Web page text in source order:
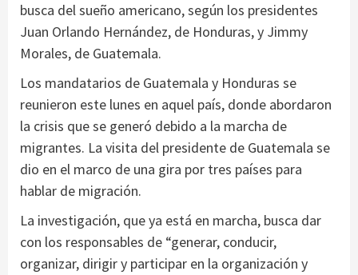
busca del sueño americano, según los presidentes
Juan Orlando Hernández, de Honduras, y Jimmy
Morales, de Guatemala.
Los mandatarios de Guatemala y Honduras se
reunieron este lunes en aquel país, donde abordaron
la crisis que se generó debido a la marcha de
migrantes. La visita del presidente de Guatemala se
dio en el marco de una gira por tres países para
hablar de migración.
La investigación, que ya está en marcha, busca dar
con los responsables de “generar, conducir,
organizar, dirigir y participar en la organización y